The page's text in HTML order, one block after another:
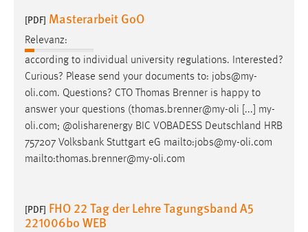
[PDF] Masterarbeit GoO
Relevanz:
according to individual university regulations. Interested?
Curious? Please send your documents to: jobs@my-
oli.com. Questions? CTO Thomas Brenner is happy to
answer your questions (thomas.brenner@my-oli [...] my-
oli.com; @olisharenergy BIC VOBADESS Deutschland HRB
757207 Volksbank Stuttgart eG mailto:jobs@my-oli.com
mailto:thomas.brenner@my-oli.com
[PDF] FHO 22 Tag der Lehre Tagungsband A5
221006bo WEB
fe_user, be_user, be_lastLoginProvider
Zweck:
Dieser Cookie ist notwendig um sich an der Website
einloggen zu können.
Cookie Laufzeit:
24 Stunden
Diese Informationen helfen uns zu verstehen, wie
unsere Besucher unsere Website nutzen.